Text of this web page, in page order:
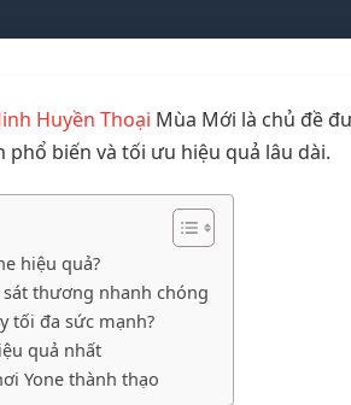
Huyền Thoại Mùa Mới là chủ đề
biến và tối ưu hiệu quả lâu dài.
hiệu quả?
thương nhanh chóng
tối đa sức mạnh?
quả nhất
Yone thành thạo